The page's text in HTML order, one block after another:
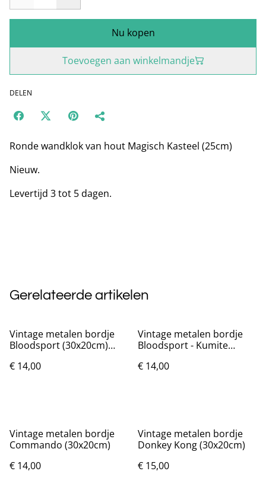
Nu kopen
Toevoegen aan winkelmandje
DELEN
Ronde wandklok van hout Magisch Kasteel (25cm)
Nieuw.
Levertijd 3 tot 5 dagen.
Gerelateerde artikelen
Vintage metalen bordje
Bloodsport (30x20cm)
€ 14,00
Vintage metalen bordje
Bloodsport - Kumite
€ 14,00
Vintage metalen bordje
Commando (30x20cm)
€ 14,00
Vintage metalen bordje
Donkey Kong (30x20cm)
€ 15,00